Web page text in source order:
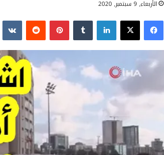
الأربعاء, 9 سبتمبر, 2020
فيسبوك‫X لينكدإن بينتيريست